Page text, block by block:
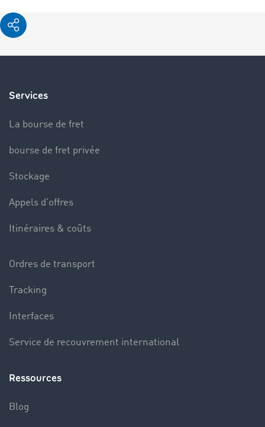
Services
La bourse de fret
bourse de fret privée
Stockage
Appels d’offres
Itinéraires & coûts
Ordres de transport
Tracking
Interfaces
Service de recouvrement international
Ressources
Blog